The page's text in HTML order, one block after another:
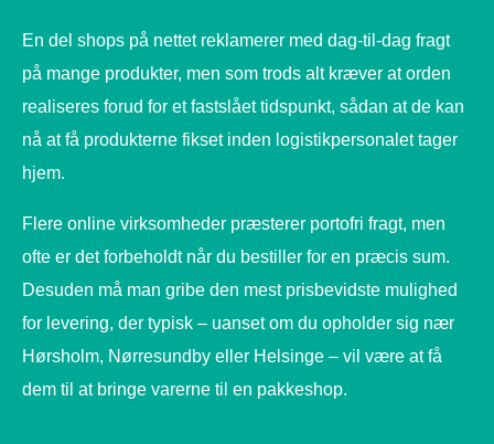
En del shops på nettet reklamerer med dag-til-dag fragt
på mange produkter, men som trods alt kræver at orden
realiseres forud for et fastslået tidspunkt, sådan at de kan
nå at få produkterne fikset inden logistikpersonalet tager
hjem.
Flere online virksomheder præsterer portofri fragt, men
ofte er det forbeholdt når du bestiller for en præcis sum.
Desuden må man gribe den mest prisbevidste mulighed
for levering, der typisk – uanset om du opholder sig nær
Hørsholm, Nørresundby eller Helsinge – vil være at få
dem til at bringe varerne til en pakkeshop.